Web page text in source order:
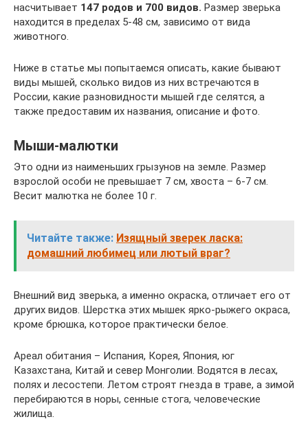
насчитывает 147 родов и 700 видов. Размер зверька
находится в пределах 5-48 см, зависимо от вида
животного.
Ниже в статье мы попытаемся описать, какие бывают
виды мышей, сколько видов из них встречаются в
России, какие разновидности мышей где селятся, а
также предоставим их названия, описание и фото.
Мыши-малютки
Это одни из наименьших грызунов на земле. Размер
взрослой особи не превышает 7 см, хвоста – 6-7 см.
Весит малютка не более 10 г.
Читайте также: Изящный зверек ласка:
домашний любимец или лютый враг?
Внешний вид зверька, а именно окраска, отличает его от
других видов. Шерстка этих мышек ярко-рыжего окраса,
кроме брюшка, которое практически белое.
Ареал обитания – Испания, Корея, Япония, юг
Казахстана, Китай и север Монголии. Водятся в лесах,
полях и лесостепи. Летом строят гнезда в траве, а зимой
перебираются в норы, сенные стога, человеческие
жилища.